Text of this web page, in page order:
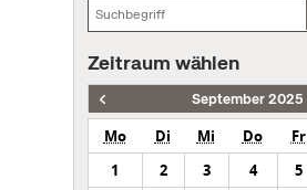
Zeitraum wählen
September 2025
Mo Di Mi Do Fr
1
2 3 4 5